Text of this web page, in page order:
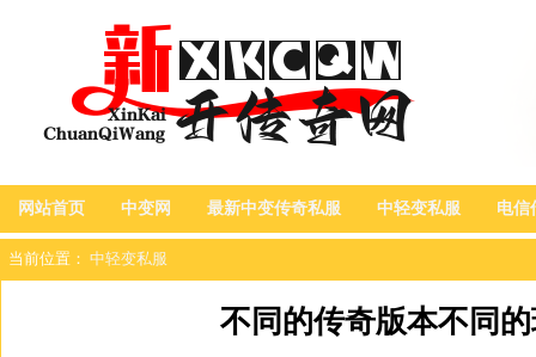
网站首页 中变网 最新中变传奇私服 中轻变私服 电信
当前位置： 中轻变私服
不同的传奇版本不同